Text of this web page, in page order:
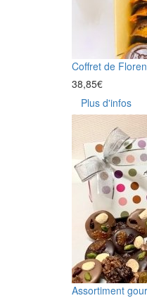
Coffret de
38,85€
Plus d'infos
Assortiment